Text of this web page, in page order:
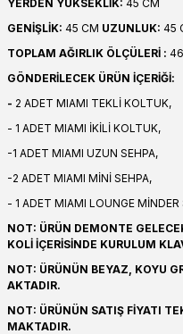
YERDEN YÜKSEKLİK: 45 CM
GENİŞLİK: 45 CM UZUNLUK: 45
TOPLAM AĞIRLIK ÖLÇÜLERİ :
GÖNDERİLECEK ÜRÜN İÇERİĞİ:
- 2 ADET MIAMI TEKLİ KOLTUK,
- 1 ADET MIAMI İKİLİ KOLTUK,
-1 ADET MIAMI UZUN SEHPA,
-2 ADET MIAMI MİNİ SEHPA,
- 1 ADET MIAMI LOUNGE MİNDER
NOT: ÜRÜN DEMONTE
KOLİ İÇERİSİNDE KURULUM
NOT: ÜRÜNÜN BEYAZ, KOYU
AKTADIR.
NOT: ÜRÜNÜN SATIŞ FİYATI
MAKTADIR.